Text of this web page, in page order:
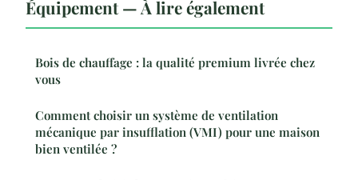
Équipement — À lire également
Bois de chauffage : la qualité premium livrée chez
vous
Comment choisir un système de ventilation
mécanique par insufflation (VMI) pour une maison
bien ventilée ?